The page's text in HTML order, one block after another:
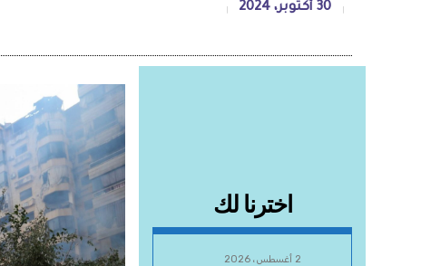
30 أكتوبر، 2024
اخترنا لك
2 أغسطس، 2026